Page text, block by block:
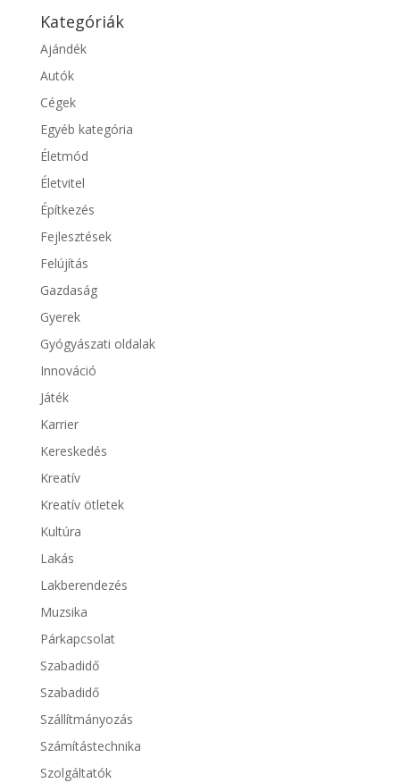
Kategóriák
Ajándék
Autók
Cégek
Egyéb kategória
Életmód
Életvitel
Építkezés
Fejlesztések
Felújítás
Gazdaság
Gyerek
Gyógyászati oldalak
Innováció
Játék
Karrier
Kereskedés
Kreatív
Kreatív ötletek
Kultúra
Lakás
Lakberendezés
Muzsika
Párkapcsolat
Szabadidő
Szabadidő
Szállítmányozás
Számítástechnika
Szolgáltatók